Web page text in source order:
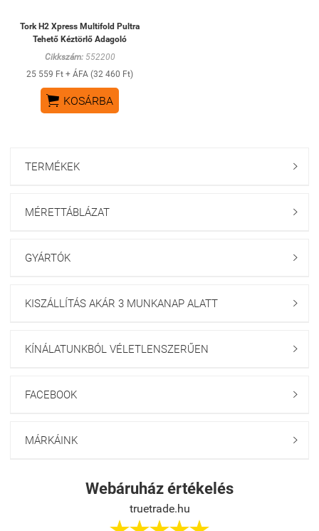
Tork H2 Xpress Multifold Pultra
Tehető Kéztörlő Adagoló
Cikkszám:552200
25 559 Ft + ÁFA (32 460 Ft)
 KOSÁRBA
TERMÉKEK 
MÉRETTÁBLÁZAT 
GYÁRTÓK 
KISZÁLLÍTÁS AKÁR 3 MUNKANAP ALATT 
KÍNÁLATUNKBÓL VÉLETLENSZERŰEN 
FACEBOOK 
MÁRKÁINK 
Webáruház értékelés
truetrade.hu